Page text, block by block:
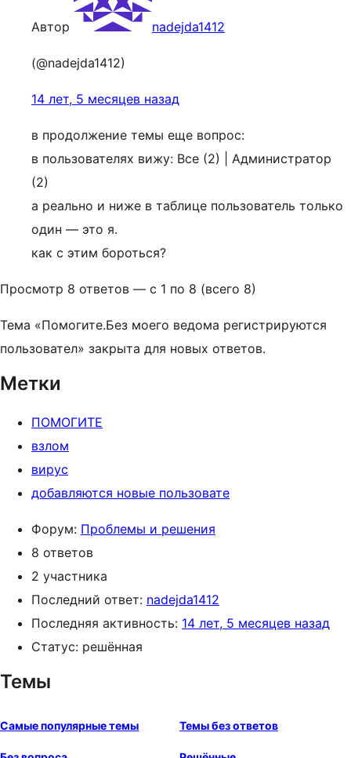
Автор nadejda1412
(@nadejda1412)
14 лет, 5 месяцев назад
в продолжение темы еще вопрос:
в пользователях вижу: Все (2) | Администратор
(2)
а реально и ниже в таблице пользователь только
один — это я.
как с этим бороться?
Просмотр 8 ответов — с 1 по 8 (всего 8)
Тема «Помогите.Без моего ведома регистрируются
пользовател» закрыта для новых ответов.
Метки
ПОМОГИТЕ
взлом
вирус
добавляются новые пользовате
Форум: Проблемы и решения
8 ответов
2 участника
Последний ответ: nadejda1412
Последняя активность: 14 лет, 5 месяцев назад
Статус: решённая
Темы
Самые популярные темы Темы без ответов